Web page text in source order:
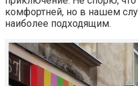
комфортней, но в нашем
наиболее подходящим.